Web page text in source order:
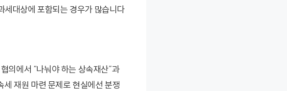
세대상에 포함되는 경우가 많습니다
의에서 “나눠야 하는 상속재산”과
세 재원 마련 문제로 현실에선 분쟁